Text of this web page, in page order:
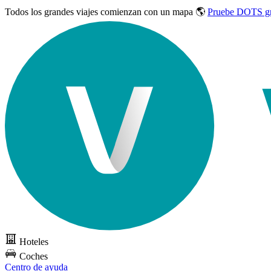
Todos los grandes viajes comienzan con un mapa 🌎 Pruebe DOTS
Hoteles
Coches
Centro de ayuda